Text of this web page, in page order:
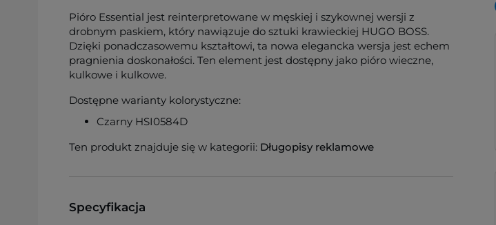
Pióro Essential jest reinterpretowane w męskiej i szykownej wersji z
drobnym paskiem, który nawiązuje do sztuki krawieckiej HUGO BOSS.
Dzięki ponadczasowemu kształtowi, ta nowa elegancka wersja jest echem
pragnienia doskonałości. Ten element jest dostępny jako pióro wieczne,
kulkowe i kulkowe.
Dostępne warianty kolorystyczne:
Czarny HSI0584D
Ten produkt znajduje się w kategorii: Długopisy reklamowe
Specyfikacja